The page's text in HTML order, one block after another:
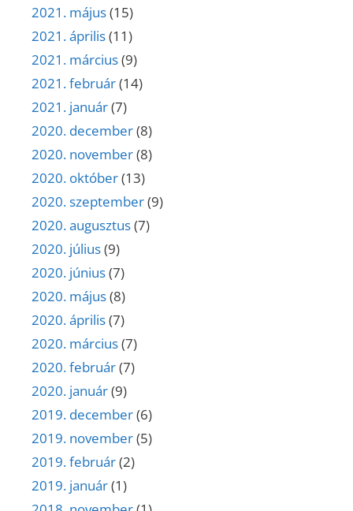
2021. május(15)
2021. április(11)
2021. március(9)
2021. február(14)
2021. január(7)
2020. december(8)
2020. november(8)
2020. október(13)
2020. szeptember(9)
2020. augusztus(7)
2020. július(9)
2020. június(7)
2020. május(8)
2020. április(7)
2020. március(7)
2020. február(7)
2020. január(9)
2019. december(6)
2019. november(5)
2019. február(2)
2019. január(1)